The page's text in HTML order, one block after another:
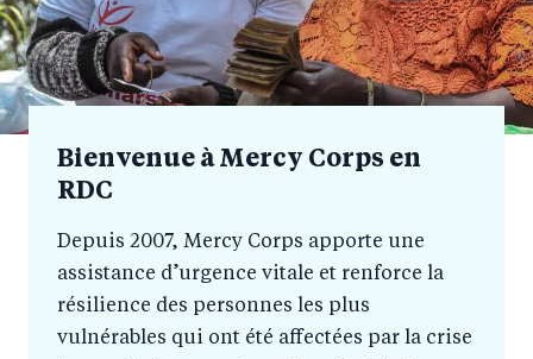
Bienvenue à Mercy Corps en
RDC
Depuis 2007, Mercy Corps apporte une
assistance d’urgence vitale et renforce la
résilience des personnes les plus
vulnérables qui ont été affectées par la crise